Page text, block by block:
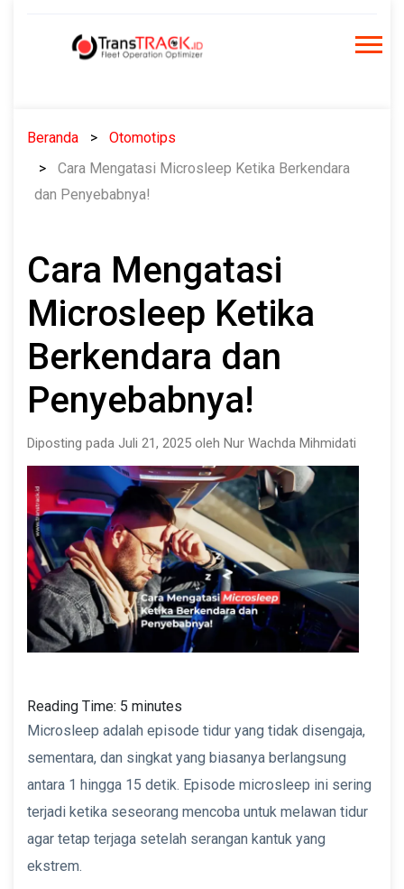
Beranda
Otomotips
Cara Mengatasi Microsleep Ketika Berkendara
dan Penyebabnya!
Cara Mengatasi
Microsleep Ketika
Berkendara dan
Penyebabnya!
Diposting pada Juli 21, 2025 oleh Nur Wachda Mihmidati
Reading Time: 5 minutes
Microsleep adalah episode tidur yang tidak disengaja,
sementara, dan singkat yang biasanya berlangsung
antara 1 hingga 15 detik. Episode microsleep ini sering
terjadi ketika seseorang mencoba untuk melawan tidur
agar tetap terjaga setelah serangan kantuk yang
ekstrem.